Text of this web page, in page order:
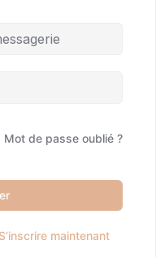
Mot de passe oublié ?
S’inscrire maintenant